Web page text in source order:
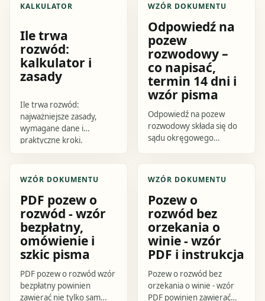
i praktyczny kalkulator.
zgodny.
KALKULATOR
Ile trwa
rozwód:
kalkulator i
zasady
Ile trwa rozwód:
najważniejsze zasady,
wymagane dane i
praktyczne kroki.
uniknąć.
WZÓR DOKUMENTU
Odpowiedź na
pozew
rozwodowy –
co napisać,
termin 14 dni i
wzór pisma
Odpowiedź na pozew
rozwodowy składa się do
sądu okręgowego
zasadniczo w terminie 14
dni od doręczenia. W
odpowiedzi.
WZÓR DOKUMENTU
PDF pozew o
rozwód - wzór
bezpłatny,
omówienie i
szkic pisma
PDF pozew o rozwód wzór
bezpłatny powinien
zawierać nie tylko sam
WZÓR DOKUMENTU
Pozew o
rozwód bez
orzekania o
winie - wzór
PDF i instrukcja
Pozew o rozwód bez
orzekania o winie - wzór
PDF powinien zawierać